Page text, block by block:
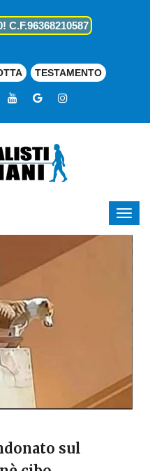
C.F.96368210587
TESTAMENTO
sul